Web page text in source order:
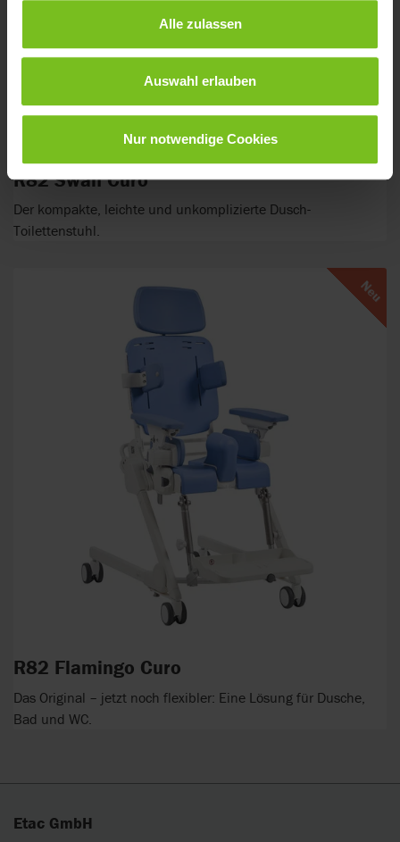
Alle zulassen
Auswahl erlauben
Nur notwendige Cookies
R82 Swan Curo
Der kompakte, leichte und unkomplizierte Dusch-
Toilettenstuhl.
Neu
R82 Flamingo Curo
Das Original – jetzt noch flexibler: Eine Lösung für Dusche,
Bad und WC.
Etac GmbH